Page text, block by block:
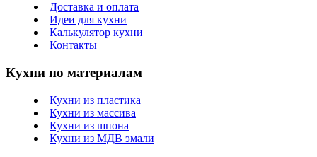
Доставка и оплата
Идеи для кухни
Калькулятор кухни
Контакты
Кухни по материалам
Кухни из пластика
Кухни из массива
Кухни из шпона
Кухни из МДВ эмали